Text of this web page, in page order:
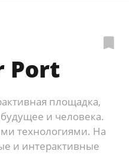
Port
площадка,
и человека.
технологиями. На
и интерактивные